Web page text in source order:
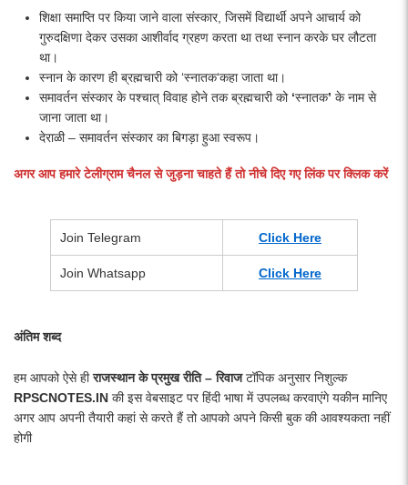
शिक्षा समाप्ति पर किया जाने वाला संस्कार, जिसमें विद्यार्थी अपने आचार्य को
गुरुदक्षिणा देकर उसका आशीर्वाद ग्रहण करता था तथा स्नान करके घर लौटता
था।
स्नान के कारण ही ब्रह्मचारी को ‘स्नातक‘कहा जाता था।
समावर्तन संस्कार के पश्चात् विवाह होने तक ब्रह्मचारी को ‘स्नातक’ के नाम से
जाना जाता था।
देराळी – समावर्तन संस्कार का बिगड़ा हुआ स्वरूप।
अगर आप हमारे टेलीग्राम चैनल से जुड़ना चाहते हैं तो नीचे दिए गए लिंक पर क्लिक करें
Join Telegram Click Here
Join Whatsapp Click Here
अंतिम शब्द
हम आपको ऐसे हीराजस्थान के प्रमुख रीति – रिवाजटॉपिक अनुसार निशुल्क
RPSCNOTES.IN की इस वेबसाइट पर हिंदी भाषा में उपलब्ध करवाएंगे यकीन मानिए
अगर आप अपनी तैयारी कहां से करते हैं तो आपको अपने किसी बुक की आवश्यकता नहीं
होगी